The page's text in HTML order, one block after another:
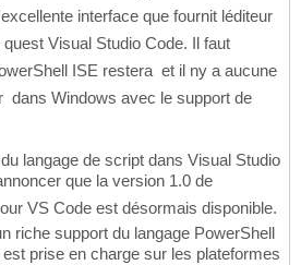
interface que fournit léditeur
Visual Studio Code. Il faut
ISE restera  et il ny a aucune
dans Windows avec le support de
langage de script dans Visual Studio
que la version 1.0 de
VS Code est désormais disponible.
riche support du langage PowerShell
est prise en charge sur les plateformes